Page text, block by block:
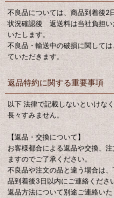
不良品については、商品到着後2
状況確認後 返送料は当社負担
いたします。
不良品・輸送中の破損に関して
ていただきます。
返品特約に関する重要事項
以下 法律で記載しないといけな
長々すみません。
【返品・交換について】
お客様都合による返品や交換、
ますのでご了承ください。
不良品や注文の品と違う場合は
品到着後3日以内にご連絡くださ
返品方法について別途ご連絡い